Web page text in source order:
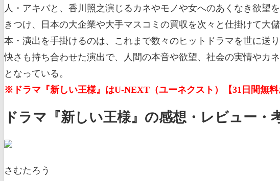
人・アキバと、香川照之演じるカネやモノや女へのあくなき欲望
きつけ、日本の大企業や大手マスコミの買収を次々と仕掛けて大
本・演出を手掛けるのは、これまで数々のヒットドラマを世に送
快さも持ち合わせた演出で、人間の本音や欲望、社会の実情やカ
となっている。
※ドラマ『新しい王様』はU-NEXT（ユーネクスト）【31日間無料
ドラマ『新しい王様』の感想・レビュー・
さむたろう